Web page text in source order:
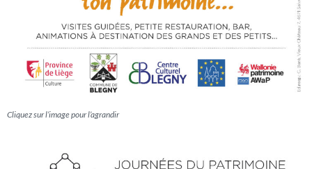
Cliquez sur l’image pour l’agrandir